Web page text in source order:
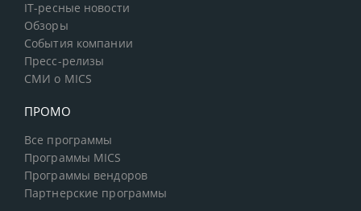
IT-ресные новости
Обзоры
События компании
Пресс-релизы
СМИ о MICS
ПРОМО
Все программы
Программы MICS
Программы вендоров
Партнерские программы